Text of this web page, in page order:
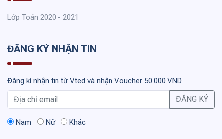
Lớp Toán 2020 - 2021
ĐĂNG KÝ NHẬN TIN
Đăng kí nhận tin từ Vted và nhận Voucher 50.000 VND
ĐĂNG KÝ
Nam Nữ Khác